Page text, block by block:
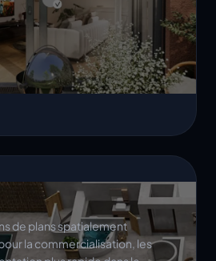
de plans spatialement
la commercialisation, les